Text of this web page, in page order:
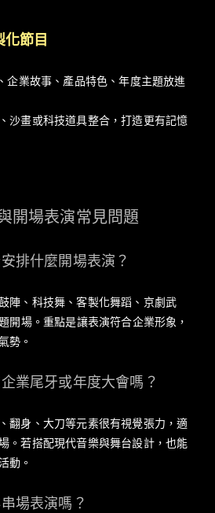
節目
企業故事、產品特色、年度主題放進
沙畫或科技道具整合，打造更有記憶
開場表演常見問題
排什麼開場表演？
陣、科技舞、客製化舞蹈、京劇武
開場。重點是讓表演符合企業形象，
勢。
業尾牙或年度大會嗎？
翻身、大刀等元素很有視覺張力，適
。若搭配現代音樂與舞台設計，也能
動。
場表演嗎？